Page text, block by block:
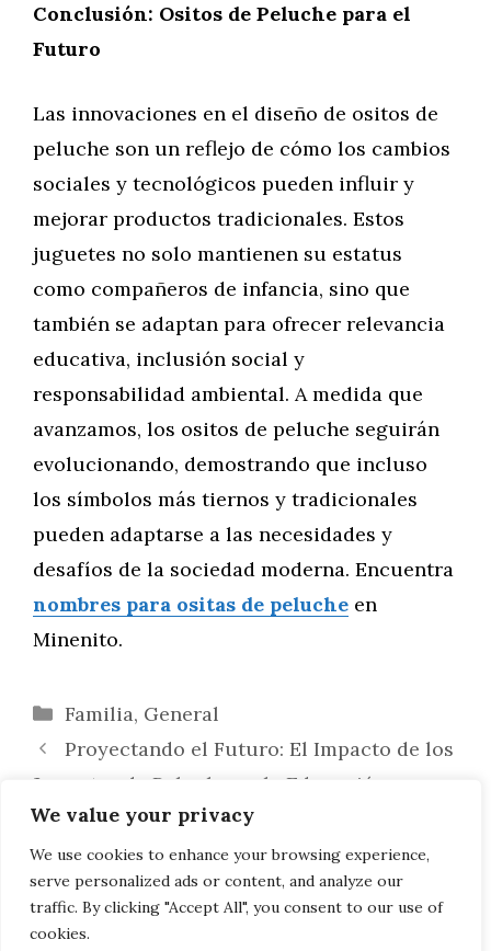
We value your privacy
We use cookies to enhance your browsing experience,
serve personalized ads or content, and analyze our
traffic. By clicking "Accept All", you consent to our use of
cookies.
Conclusión: Ositos de Peluche para el
Futuro
Las innovaciones en el diseño de ositos de
peluche son un reflejo de cómo los cambios
sociales y tecnológicos pueden influir y
mejorar productos tradicionales. Estos
juguetes no solo mantienen su estatus
como compañeros de infancia, sino que
también se adaptan para ofrecer relevancia
educativa, inclusión social y
responsabilidad ambiental. A medida que
avanzamos, los ositos de peluche seguirán
evolucionando, demostrando que incluso
los símbolos más tiernos y tradicionales
pueden adaptarse a las necesidades y
desafíos de la sociedad moderna. Encuentra
nombres para ositas de peluche en
Minenito.
Categorías
Familia, General
Proyectando el Futuro: El Impacto de los
Juguetes de Peluche en la Educación y
Desarrollo Infantil
Los Ositos de Peluche en la Vanguardia
Digital: Inteligencia Artificial y Más Allá